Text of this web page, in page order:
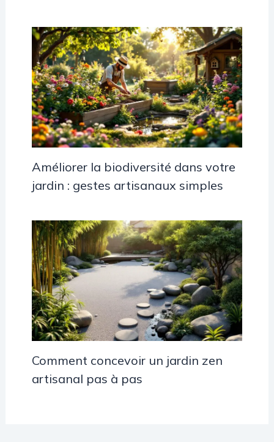
Améliorer la biodiversité dans votre
jardin : gestes artisanaux simples
Comment concevoir un jardin zen
artisanal pas à pas